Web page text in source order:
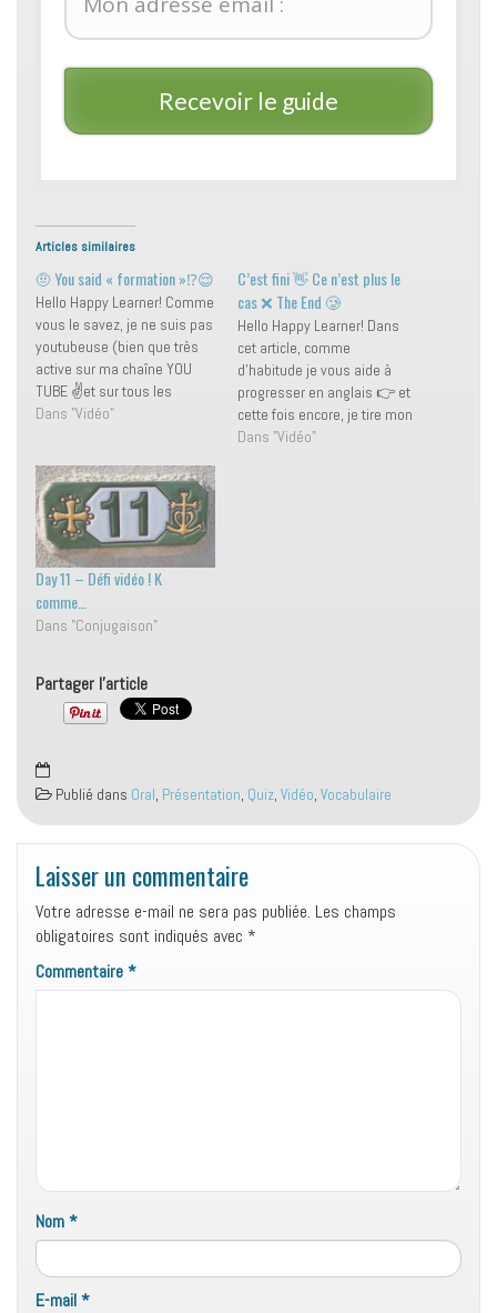
Recevoir le guide
Articles similaires
🤨 You said « formation »⁉️😌
Hello Happy Learner! Comme
vous le savez, je ne suis pas
youtubeuse (bien que très
active sur ma chaîne YOU
TUBE ✌et sur tous les
réseaux d'ailleurs) mais bien
pour faire décoller votre vie
grâce à l'anglais 🎯 C'est
pour cela qu'aujourd'hui, je
vous fais…
Dans "Vidéo"
C’est fini 👋 Ce n’est plus le
cas ❌ The End 🥲
Hello Happy Learner! Dans
cet article, comme
d'habitude je vous aide à
progresser en anglais 👉 et
cette fois encore, je tire mon
inspiration de l’un de vous !
Dans "Vidéo"
Day 11 – Défi vidéo ! K
comme…
Dans "Conjugaison"
Partager l'article
Publié dans Oral, Présentation, Quiz, Vidéo, Vocabulaire
Laisser un commentaire
Votre adresse e-mail ne sera pas publiée. Les champs
obligatoires sont indiqués avec *
Commentaire*
Nom*
E-mail*